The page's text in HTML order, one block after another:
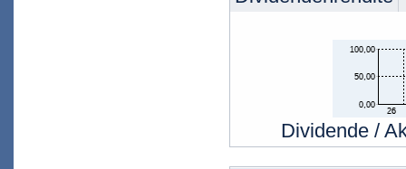
Dividende /